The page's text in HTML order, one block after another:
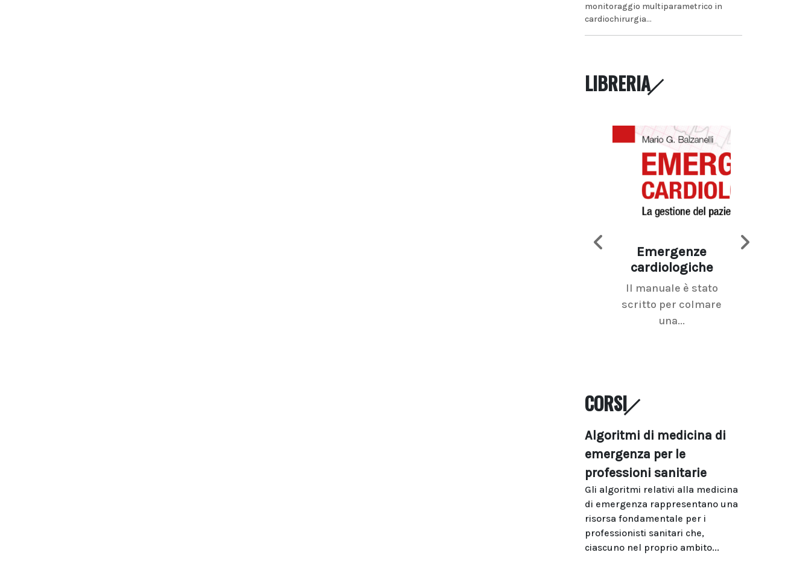
monitoraggio multiparametrico in
cardiochirurgia...
LIBRERIA
Emergenze
cardiologiche
Il manuale è stato
scritto per colmare
una...
CORSI
Algoritmi di medicina di
emergenza per le
professioni sanitarie
Gli algoritmi relativi alla medicina
di emergenza rappresentano una
risorsa fondamentale per i
professionisti sanitari che,
ciascuno nel proprio ambito...